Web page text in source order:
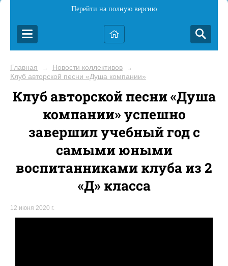
Перейти на полную версию
Главная → Новости коллективов →
Клуб авторской песни «Душа компании»
Клуб авторской песни «Душа
компании» успешно
завершил учебный год с
самыми юными
воспитанниками клуба из 2
«Д» класса
12 июня 2020 г.